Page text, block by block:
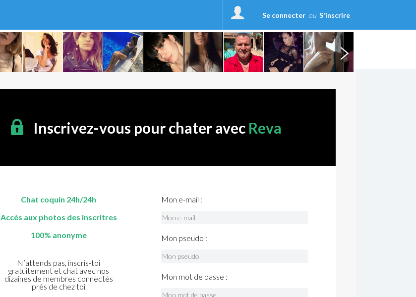
Se connecter ou S'inscrire
Inscrivez-vous pour chater avec Reva
Chat coquin 24h/24h
Accès aux photos des inscritres
100% anonyme
N’attends pas, inscris-toi
gratuitement et chat avec nos
dizaines de membres connectés
près de chez toi
Mon e-mail :
Mon pseudo :
Mon mot de passe :